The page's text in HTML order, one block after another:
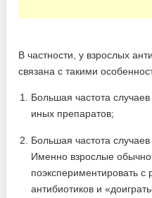
В частности, у взрослых
связана с такими
Большая частота
иных препаратов;
Большая частота
Именно взрослые
поэкспериментировать
антибиотиков и